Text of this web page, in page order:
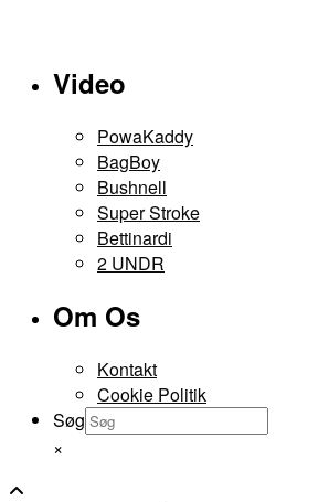
Video
PowaKaddy
BagBoy
Bushnell
Super Stroke
Bettinardi
2 UNDR
Om Os
Kontakt
Cookie Politik
Søg
×